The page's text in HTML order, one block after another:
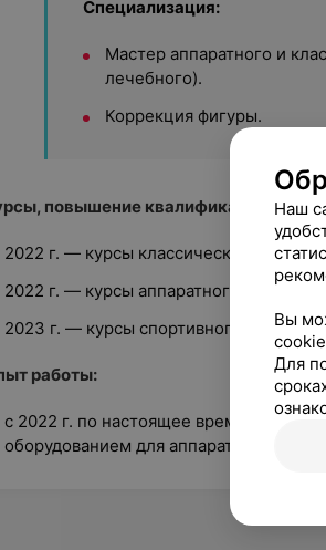
Специализация:
Мастер аппаратного и
лечебного).
Коррекция фигуры.
повышение квалификации:
2022 г. — курсы классического
2022 г. — курсы аппаратного массажа
2023 г. — курсы спортивного массажа.
работы:
с 2022 г. по настоящее время —
оборудованием для аппаратного
Наш
Вы
Для